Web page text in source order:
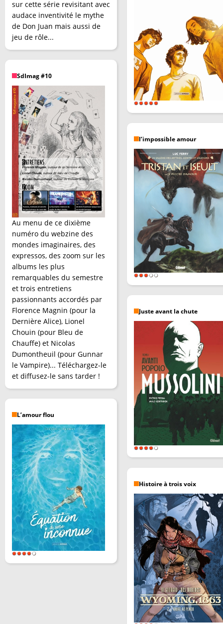
sur cette série revisitant avec
audace inventivité le mythe
de Don Juan mais aussi de
jeu de rôle...
SdImag #10
Au menu de ce dixième
numéro du webzine des
mondes imaginaires, des
expressos, des zoom sur les
albums les plus
remarquables du semestre
et trois entretiens
passionnants accordés par
Florence Magnin (pour la
Dernière Alice), Lionel
Chouin (pour Bleu de
Chauffe) et Nicolas
Dumontheuil (pour Gunnar
le Vampire)... Téléchargez-le
et diffusez-le sans tarder !
L’amour flou
l’impossible amour
Juste avant la chute
Histoire à trois voix